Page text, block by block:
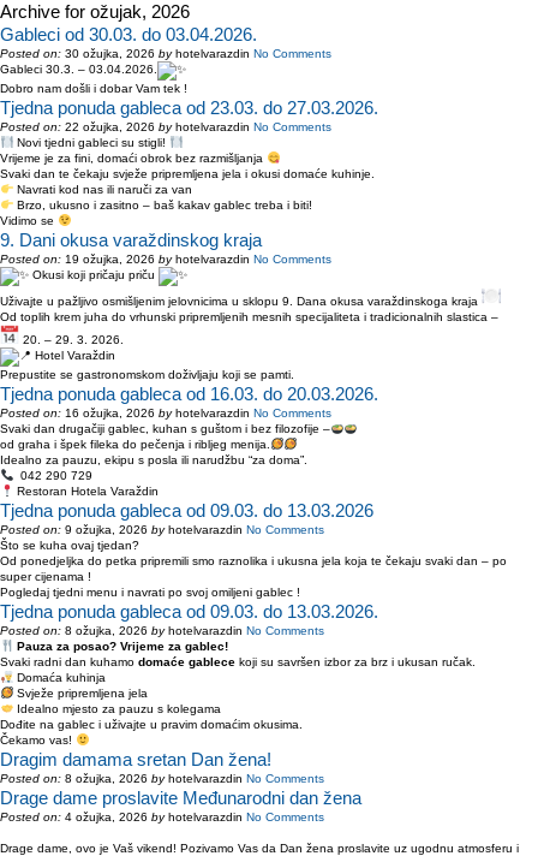
Archive for ožujak, 2026
Gableci od 30.03. do 03.04.2026.
Posted on: 30 ožujka, 2026 byhotelvarazdin No Comments
Gableci 30.3. – 03.04.2026.
Dobro nam došli i dobar Vam tek !
Tjedna ponuda gableca od 23.03. do 27.03.2026.
Posted on: 22 ožujka, 2026 byhotelvarazdin No Comments
Novi tjedni gableci su stigli!
Vrijeme je za fini, domaći obrok bez razmišljanja
Svaki dan te čekaju svježe pripremljena jela i okusi domaće kuhinje.
Navrati kod nas ili naruči za van
Brzo, ukusno i zasitno – baš kakav gablec treba i biti!
Vidimo se
9. Dani okusa varaždinskog kraja
Posted on: 19 ožujka, 2026 byhotelvarazdin No Comments
Okusi koji pričaju priču
Uživajte u pažljivo osmišljenim jelovnicima u sklopu 9. Dana okusa varaždinskoga kraja
Od toplih krem juha do vrhunski pripremljenih mesnih specijaliteta i tradicionalnih slastica –
20. – 29. 3. 2026.
Hotel Varaždin
Prepustite se gastronomskom doživljaju koji se pamti.
Tjedna ponuda gableca od 16.03. do 20.03.2026.
Posted on: 16 ožujka, 2026 byhotelvarazdin No Comments
Svaki dan drugačiji gablec, kuhan s guštom i bez filozofije –
od graha i špek fileka do pečenja i ribljeg menija.
Idealno za pauzu, ekipu s posla ili narudžbu “za doma”.
042 290 729
Restoran Hotela Varaždin
Tjedna ponuda gableca od 09.03. do 13.03.2026
Posted on: 9 ožujka, 2026 byhotelvarazdin No Comments
Što se kuha ovaj tjedan?
Od ponedjeljka do petka pripremili smo raznolika i ukusna jela koja te čekaju svaki dan – po
super cijenama !
Pogledaj tjedni menu i navrati po svoj omiljeni gablec !
Tjedna ponuda gableca od 09.03. do 13.03.2026.
Posted on: 8 ožujka, 2026 byhotelvarazdin No Comments
Pauza za posao? Vrijeme za gablec!
Svaki radni dan kuhamo domaće gablece koji su savršen izbor za brz i ukusan ručak.
Domaća kuhinja
Svježe pripremljena jela
Idealno mjesto za pauzu s kolegama
Dođite na gablec i uživajte u pravim domaćim okusima.
Čekamo vas!
Dragim damama sretan Dan žena!
Posted on: 8 ožujka, 2026 byhotelvarazdin No Comments
Drage dame proslavite Međunarodni dan žena
Posted on: 4 ožujka, 2026 byhotelvarazdin No Comments
Drage dame, ovo je Vaš vikend! Pozivamo Vas da Dan žena proslavite uz ugodnu atmosferu i